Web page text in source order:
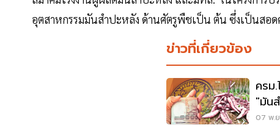
อุตสาหกรรมมันสำปะหลัง ด้านศัตรูพืชเป็น ต้น ซึ่งเป็นสอด
ข่าวที่เกี่ยวข้อง
ครม
"มัน
07 พ.